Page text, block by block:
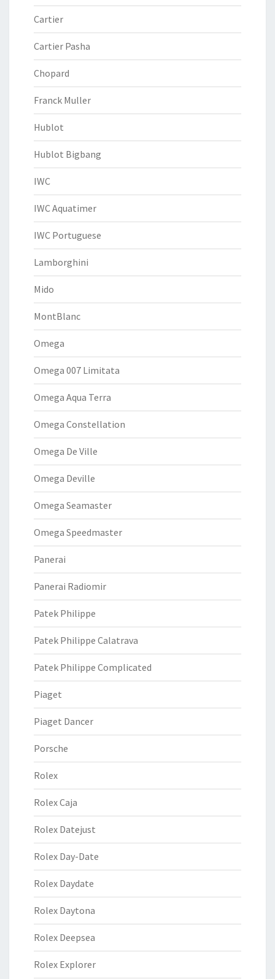
Cartier
Cartier Pasha
Chopard
Franck Muller
Hublot
Hublot Bigbang
IWC
IWC Aquatimer
IWC Portuguese
Lamborghini
Mido
MontBlanc
Omega
Omega 007 Limitata
Omega Aqua Terra
Omega Constellation
Omega De Ville
Omega Deville
Omega Seamaster
Omega Speedmaster
Panerai
Panerai Radiomir
Patek Philippe
Patek Philippe Calatrava
Patek Philippe Complicated
Piaget
Piaget Dancer
Porsche
Rolex
Rolex Caja
Rolex Datejust
Rolex Day-Date
Rolex Daydate
Rolex Daytona
Rolex Deepsea
Rolex Explorer